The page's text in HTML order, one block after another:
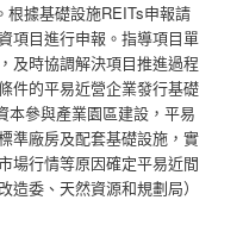
根據基礎設施REITs申報請
項目進行申報。指導項目單
及時協調解決項目推進過程
件的平易近營企業發行基礎
本參與產業園區建設，平易
準廠房及配套基礎設施，實
場行情等原因確定平易近間
委、天然資源和規劃局）